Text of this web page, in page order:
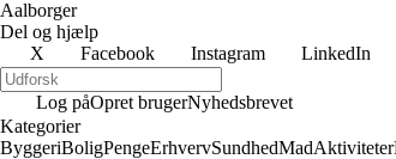
Aalborger
Del og hjælp
X
Facebook Instagram LinkedIn
Log påOpret brugerNyhedsbrevet
Kategorier
ByggeriBoligPengeErhvervSundhedMadAktiviteter